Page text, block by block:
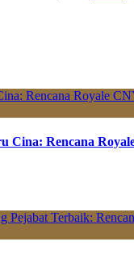
Rencana Royale
Cina: Rencana
Pejabat Terbaik: